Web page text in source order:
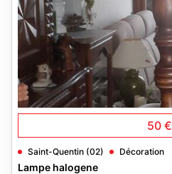
50 €
Saint-Quentin (02) Décoration
Lampe halogene